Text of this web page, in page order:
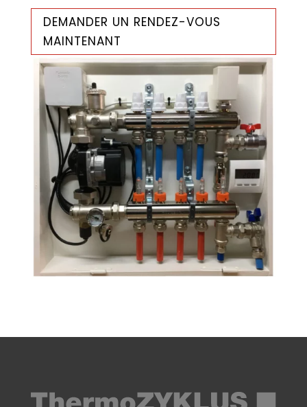
DEMANDER UN RENDEZ-VOUS
MAINTENANT